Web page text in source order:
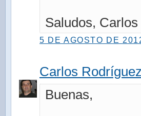
Saludos, Carlos
5 DE AGOSTO DE
Carlos Rodríguez
Buenas,